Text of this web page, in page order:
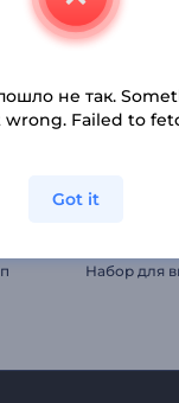
не так.
Failed to
Got it